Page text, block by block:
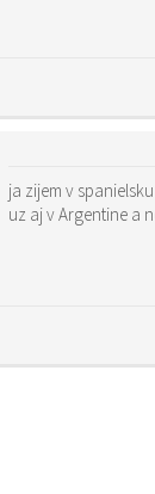
ja zijem v
uz aj v Argentine a